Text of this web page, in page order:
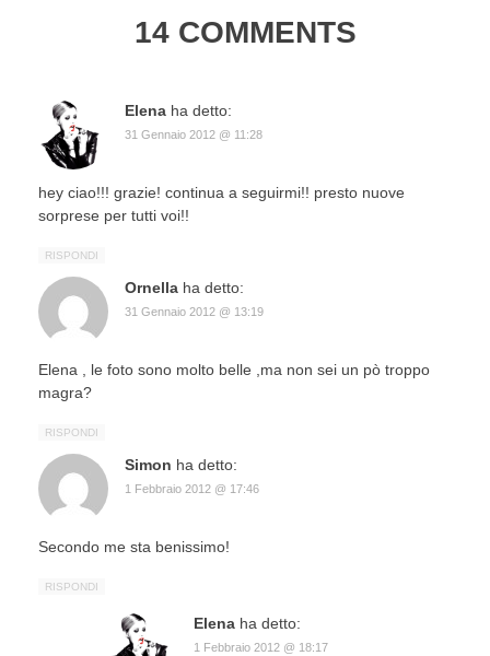
14 COMMENTS
Elena ha detto:
31 Gennaio 2012 @ 11:28
hey ciao!!! grazie! continua a seguirmi!! presto nuove
sorprese per tutti voi!!
RISPONDI
Ornella ha detto:
31 Gennaio 2012 @ 13:19
Elena , le foto sono molto belle ,ma non sei un pò troppo
magra?
RISPONDI
Simon ha detto:
1 Febbraio 2012 @ 17:46
Secondo me sta benissimo!
RISPONDI
Elena ha detto:
1 Febbraio 2012 @ 18:17